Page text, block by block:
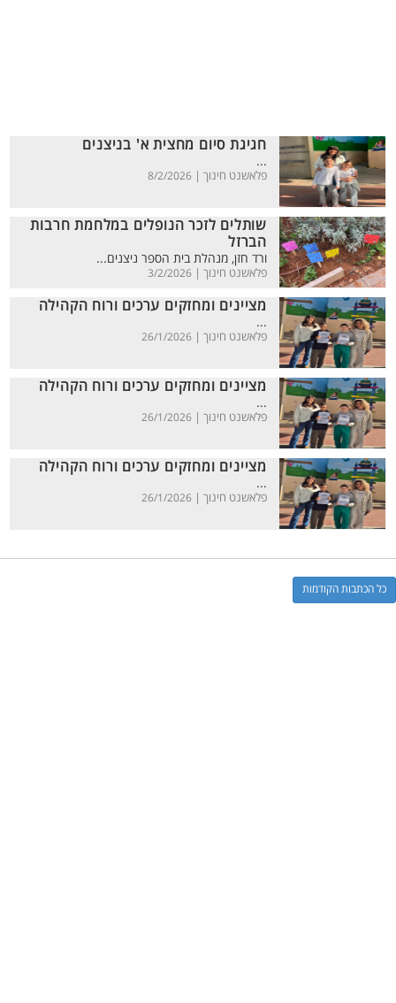
חגיגת סיום מחצית א' בניצנים
...
פלאשנט חינוך | 8/2/2026
שותלים לזכר הנופלים במלחמת חרבות
הברזל
ורד חזן, מנהלת בית הספר ניצנים...
פלאשנט חינוך | 3/2/2026
מציינים ומחזקים ערכים ורוח הקהילה
...
פלאשנט חינוך | 26/1/2026
מציינים ומחזקים ערכים ורוח הקהילה
...
פלאשנט חינוך | 26/1/2026
מציינים ומחזקים ערכים ורוח הקהילה
...
פלאשנט חינוך | 26/1/2026
כל הכתבות הקודמות